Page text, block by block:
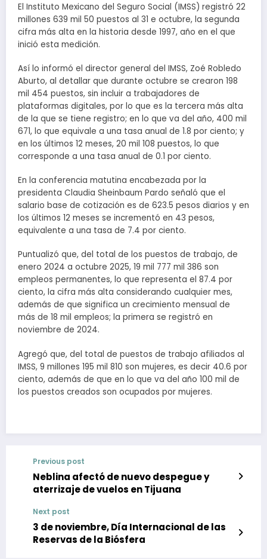
El Instituto Mexicano del Seguro Social (IMSS) registró 22
millones 639 mil 50 puestos al 31 e octubre, la segunda
cifra más alta en la historia desde 1997, año en el que
inició esta medición.
Así lo informó el director general del IMSS, Zoé Robledo
Aburto, al detallar que durante octubre se crearon 198
mil 454 puestos, sin incluir a trabajadores de
plataformas digitales, por lo que es la tercera más alta
de la que se tiene registro; en lo que va del año, 400 mil
671, lo que equivale a una tasa anual de 1.8 por ciento; y
en los últimos 12 meses, 20 mil 108 puestos, lo que
corresponde a una tasa anual de 0.1 por ciento.
En la conferencia matutina encabezada por la
presidenta Claudia Sheinbaum Pardo señaló que el
salario base de cotización es de 623.5 pesos diarios y en
los últimos 12 meses se incrementó en 43 pesos,
equivalente a una tasa de 7.4 por ciento.
Puntualizó que, del total de los puestos de trabajo, de
enero 2024 a octubre 2025, 19 mil 777 mil 386 son
empleos permanentes, lo que representa el 87.4 por
ciento, la cifra más alta considerando cualquier mes,
además de que significa un crecimiento mensual de
más de 18 mil empleos; la primera se registró en
noviembre de 2024.
Agregó que, del total de puestos de trabajo afiliados al
IMSS, 9 millones 195 mil 810 son mujeres, es decir 40.6 por
ciento, además de que en lo que va del año 100 mil de
los puestos creados son ocupados por mujeres.
Previous post
Neblina afectó de nuevo despegue y
aterrizaje de vuelos en Tijuana
Next post
3 de noviembre, Día Internacional de las
Reservas de la Biósfera